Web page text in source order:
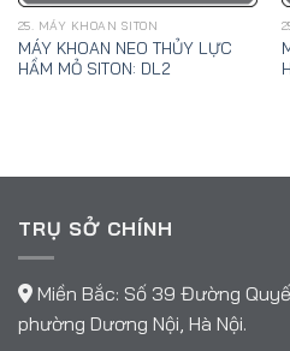
25. MÁY KHOAN SITON
MÁY KHOAN NEO THỦY LỰC
HẦM MỎ SITON: DL2
TRỤ SỞ CHÍNH
Miền Bắc: Số 39 Đường
phường Dương Nội, Hà Nội.